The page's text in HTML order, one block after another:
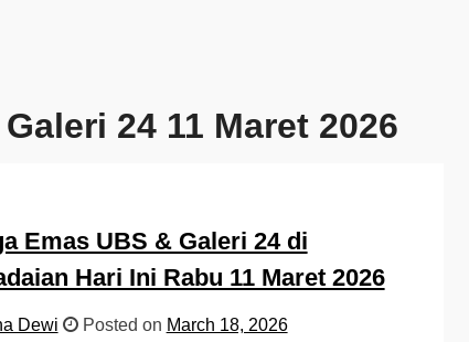
24 11 Maret 2026
Emas UBS & Galeri 24 di
Hari Ini Rabu 11 Maret 2026
Dewi Posted on March 18, 2026